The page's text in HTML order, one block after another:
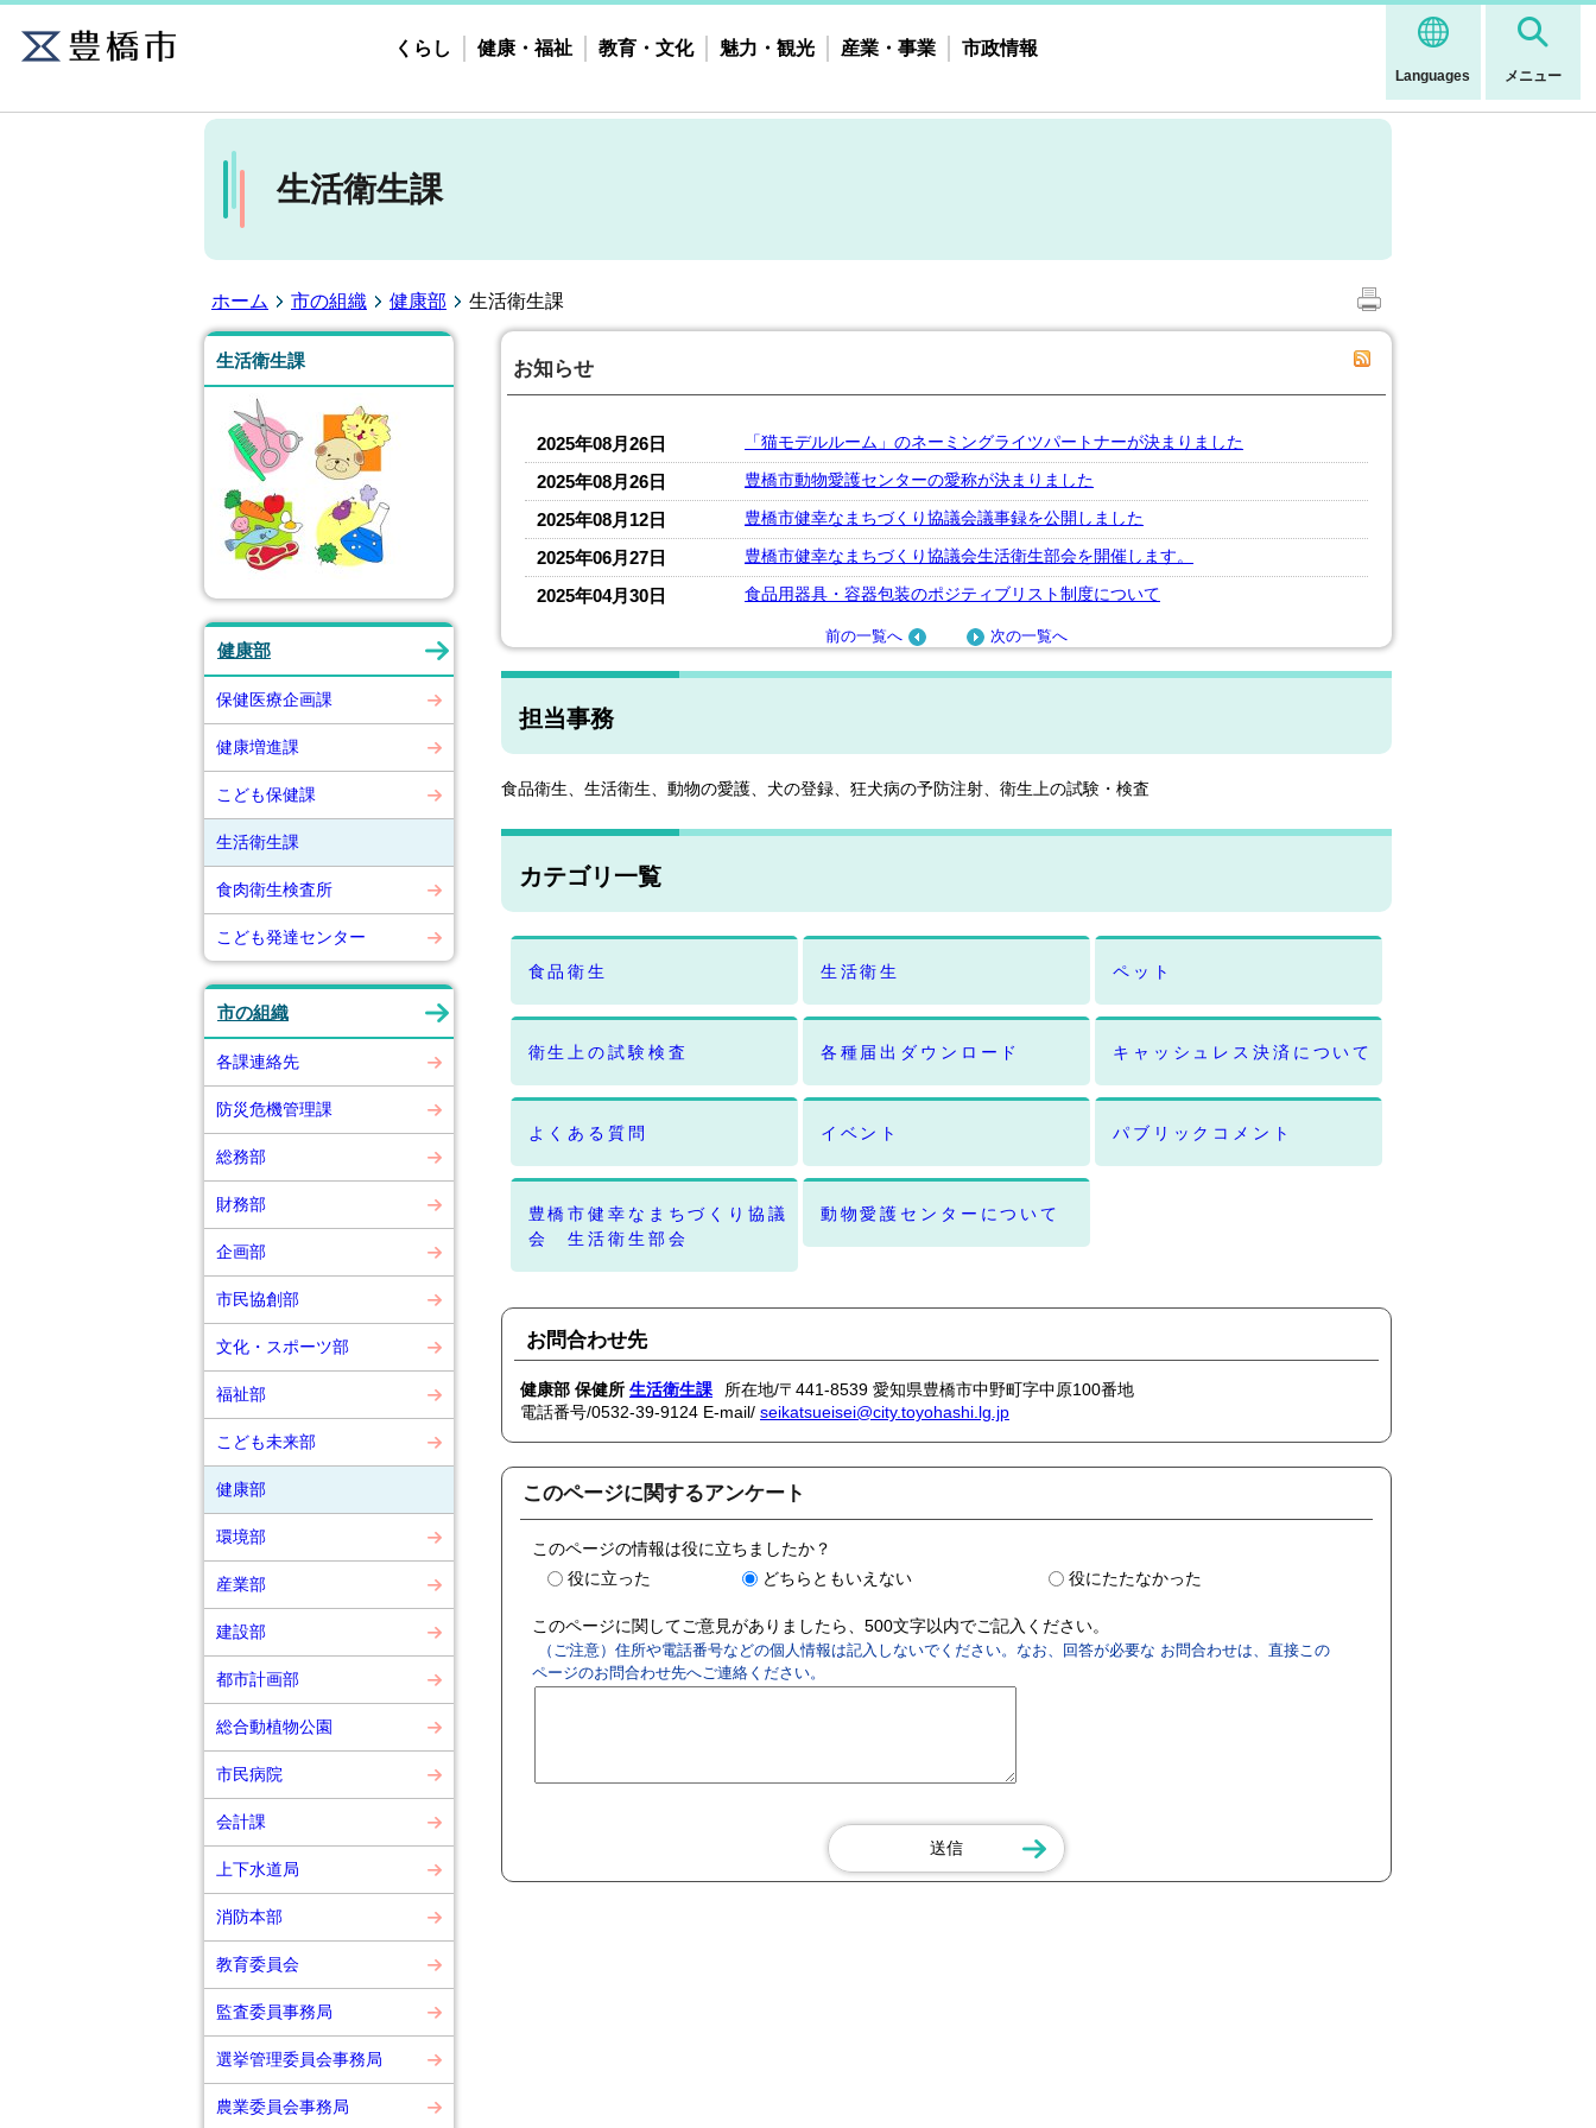
Languages メニュー
くらし 健康・福祉 教育・文化 魅力・観光 産業・事業 市政情報
生活衛生課
ホーム 市の組織 健康部 生活衛生課
生活衛生課
健康部
保健医療企画課
健康増進課
こども保健課
生活衛生課
食肉衛生検査所
こども発達センター
市の組織
各課連絡先
防災危機管理課
総務部
財務部
企画部
市民協創部
文化・スポーツ部
福祉部
こども未来部
健康部
環境部
産業部
建設部
都市計画部
総合動植物公園
市民病院
会計課
上下水道局
消防本部
教育委員会
監査委員事務局
選挙管理委員会事務局
農業委員会事務局
お知らせ
2025年08月26日 「猫モデルルーム」のネーミングライツパートナーが決まりました
2025年08月26日 豊橋市動物愛護センターの愛称が決まりました
2025年08月12日 豊橋市健幸なまちづくり協議会議事録を公開しました
2025年06月27日 豊橋市健幸なまちづくり協議会生活衛生部会を開催します。
2025年04月30日 食品用器具・容器包装のポジティブリスト制度について
前の一覧へ 次の一覧へ
担当事務
食品衛生、生活衛生、動物の愛護、犬の登録、狂犬病の予防注射、衛生上の試験・検査
カテゴリ一覧
食品衛生 生活衛生 ペット
衛生上の試験検査 各種届出ダウンロード キャッシュレス決済について
よくある質問 イベント パブリックコメント
豊橋市健幸なまちづくり協議
会 生活衛生部会
動物愛護センターについて
お問合わせ先
健康部 保健所 生活衛生課
所在地/〒441-8539 愛知県豊橋市中野町字中原100番地
電話番号/0532-39-9124 E-mail/ seikatsueisei@city.toyohashi.lg.jp
このページに関するアンケート
このページの情報は役に立ちましたか？
役に立った
どちらともいえない 役にたたなかった
このページに関してご意見がありましたら、500文字以内でご記入ください。
（ご注意）住所や電話番号などの個人情報は記入しないでください。なお、回答が必要な お問合わせは、直接この
ページのお問合わせ先へご連絡ください。